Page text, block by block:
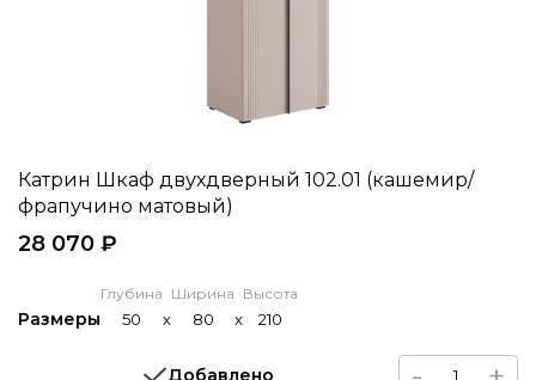
Катрин Шкаф двухдверный 102.01 (кашемир/
фрапучино матовый)
28 070 ₽
Размеры
Глубина
50 x
Ширина
80 x
Высота
210
Добавлено